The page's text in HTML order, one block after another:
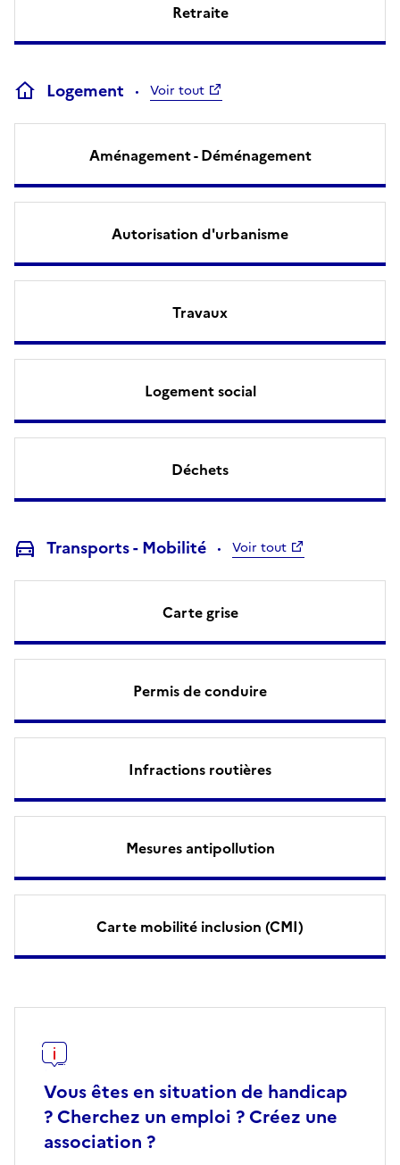
Retraite
Logement Voir tout
Aménagement - Déménagement
Autorisation d'urbanisme
Travaux
Logement social
Déchets
Transports - Mobilité Voir tout
Carte grise
Permis de conduire
Infractions routières
Mesures antipollution
Carte mobilité inclusion (CMI)
Vous êtes en situation de handicap
? Cherchez un emploi ? Créez une
association ?